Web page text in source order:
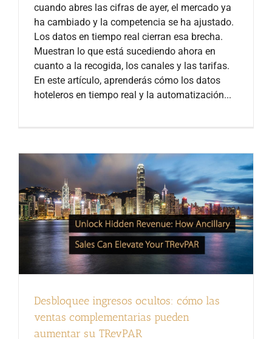
cuando abres las cifras de ayer, el mercado ya
ha cambiado y la competencia se ha ajustado.
Los datos en tiempo real cierran esa brecha.
Muestran lo que está sucediendo ahora en
cuanto a la recogida, los canales y las tarifas.
En este artículo, aprenderás cómo los datos
hoteleros en tiempo real y la automatización...
Desbloquee ingresos ocultos: cómo las
ventas complementarias pueden
aumentar su TRevPAR